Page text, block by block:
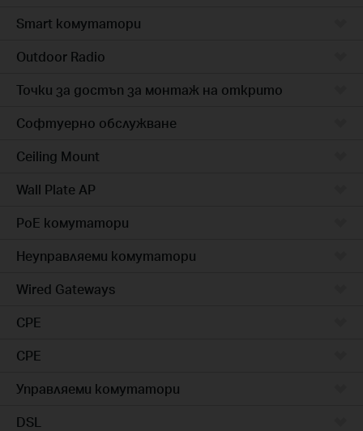
Smart комутатори
Outdoor Radio
Точки за достъп за монтаж на открито
Софтуерно обслужване
Ceiling Mount
Wall Plate AP
PoE комутатори
Неуправляеми комутатори
Wired Gateways
CPE
CPE
Управляеми комутатори
DSL